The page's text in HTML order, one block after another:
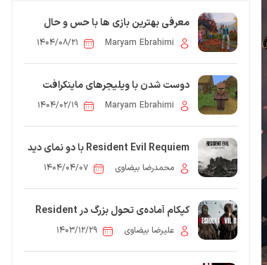
معرفی بهترین بازی ها با حس و حال
پاییزMaryam Ebrahimi ۱۴۰۴/۰۸/۲۱
دوست شدن با ویلیجرهای ماینکرافت
Maryam Ebrahimi ۱۴۰۴/۰۲/۱۹
Resident Evil Requiem با دو نمای دید
متفاوت عرضه می‌شود
محمدرضا بیضاوی ۱۴۰۴/۰۴/۰۷
کپکام آماده‌ی تحول بزرگ در Resident
Evil؛ نسخه‌ی جدید در راه استعلیرضا بیضاوی ۱۴۰۳/۱۲/۲۹